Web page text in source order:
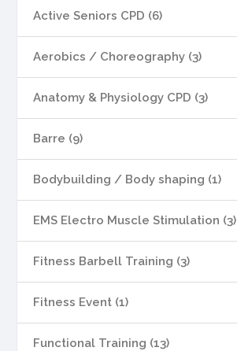
Active Seniors CPD (6)
Aerobics / Choreography (3)
Anatomy & Physiology CPD (3)
Barre (9)
Bodybuilding / Body shaping (1)
EMS Electro Muscle Stimulation (3)
Fitness Barbell Training (3)
Fitness Event (1)
Functional Training (13)